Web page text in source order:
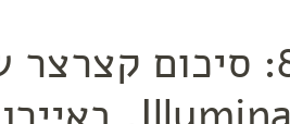
מהדורה 83: סיכום